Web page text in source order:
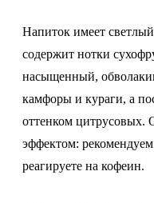
Напиток имеет
содержит нотки
насыщенный,
камфоры и кураги, а
оттенком цитрусовых.
эффектом:
реагируете на кофеин.